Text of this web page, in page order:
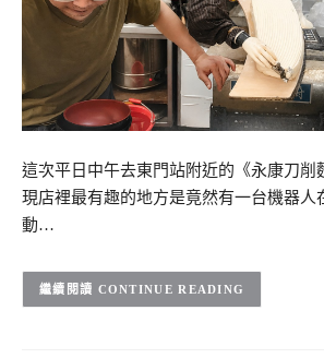
這次平日中午去東門站附近的《永康刀削
現店裡最有趣的地方是竟然有一台機器人
動…
CONTINUE READING